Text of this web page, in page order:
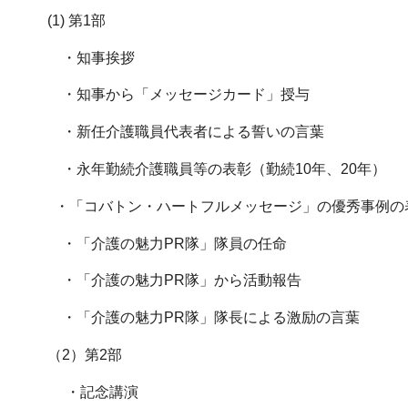
(1) 第1部
・知事挨拶
・知事から「メッセージカード」授与
・新任介護職員代表者による誓いの言葉
・永年勤続介護職員等の表彰（勤続10年、20年）
・「コバトン・ハートフルメッセージ」の優秀事例の
・「介護の魅力PR隊」隊員の任命
・「介護の魅力PR隊」から活動報告
・「介護の魅力PR隊」隊長による激励の言葉
（2）第2部
・記念講演